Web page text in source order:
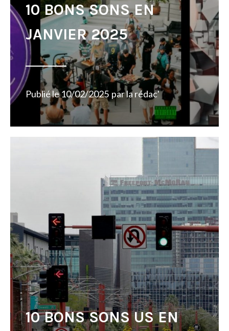
10 BONS SONS EN
JANVIER 2025
Publié le10/02/2025 parla rédac'
10 BONS SONS US EN